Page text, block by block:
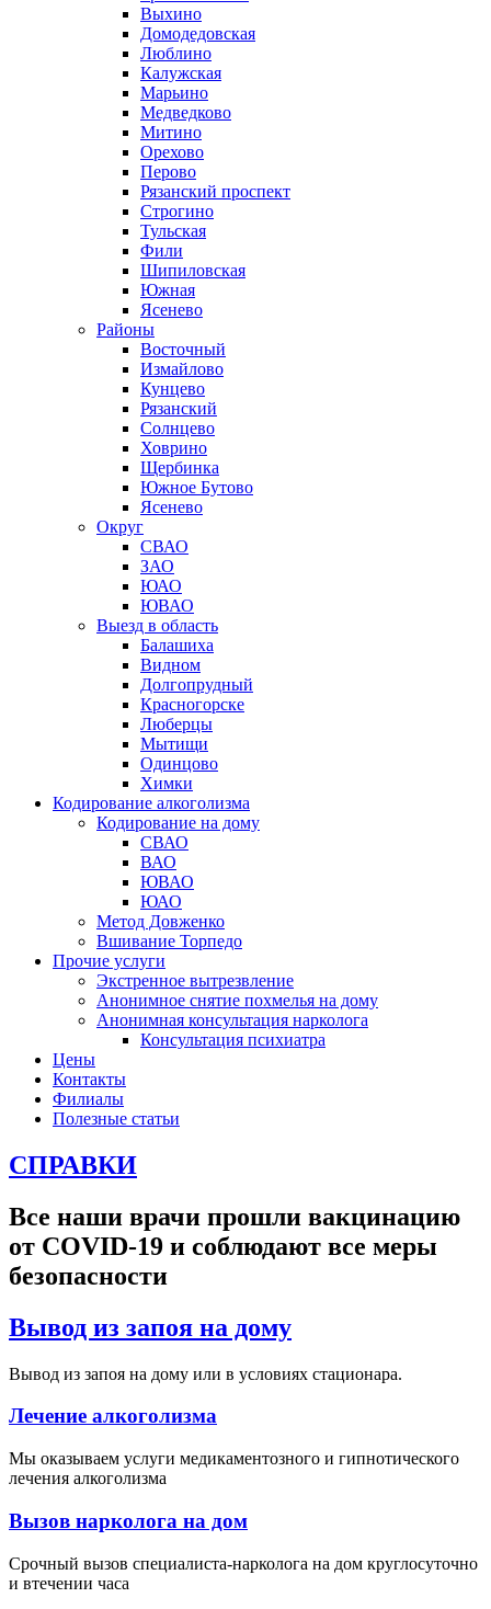
Выхино
Домодедовская
Люблино
Калужская
Марьино
Медведково
Митино
Орехово
Перово
Рязанский проспект
Строгино
Тульская
Фили
Шипиловская
Южная
Ясенево
Районы
Восточный
Измайлово
Кунцево
Рязанский
Солнцево
Ховрино
Щербинка
Южное Бутово
Ясенево
Округ
СВАО
ЗАО
ЮАО
ЮВАО
Выезд в область
Балашиха
Видном
Долгопрудный
Красногорске
Люберцы
Мытищи
Одинцово
Химки
Кодирование алкоголизма
Кодирование на дому
СВАО
ВАО
ЮВАО
ЮАО
Метод Довженко
Вшивание Торпедо
Прочие услуги
Экстренное вытрезвление
Анонимное снятие похмелья на дому
Анонимная консультация нарколога
Консультация психиатра
Цены
Контакты
Филиалы
Полезные статьи
СПРАВКИ
Все наши врачи прошли вакцинацию
от COVID-19 и соблюдают все меры
безопасности
Вывод из запоя на дому
Вывод из запоя на дому или в условиях стационара.
Лечение алкоголизма
Мы оказываем услуги медикаментозного и гипнотического
лечения алкоголизма
Вызов нарколога на дом
Срочный вызов специалиста-нарколога на дом круглосуточно
и втечении часа